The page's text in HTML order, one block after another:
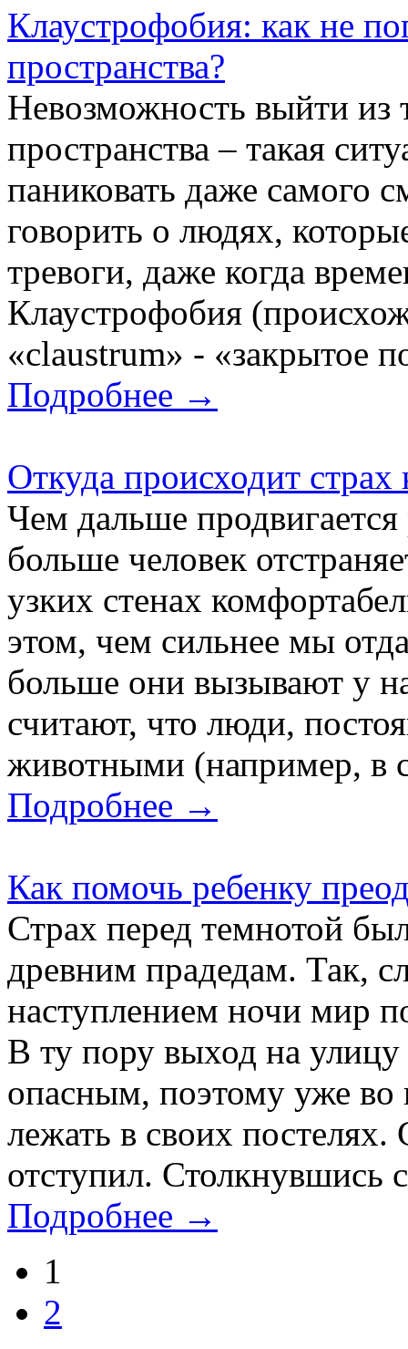
Клаустрофобия: как не
пространства?
Невозможность выйти из
пространства – такая
паниковать даже самого
говорить о людях,
тревоги, даже когда
Клаустрофобия
«claustrum» - «закрытое
Подробнее →
Откуда происходит страх
Чем дальше
больше человек
узких стенах
этом, чем сильнее мы
больше они вызывают у
считают, что люди,
животными (например, в
Подробнее →
Как помочь ребенку
Страх перед темнотой
древним прадедам. Так,
наступлением ночи мир
В ту пору выход на улицу
опасным, поэтому уже во
лежать в своих постелях.
отступил. Столкнувшись
Подробнее →
1
2